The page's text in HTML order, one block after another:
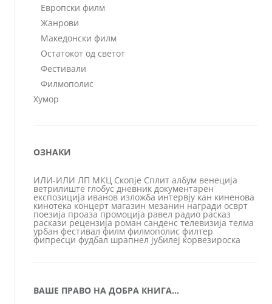
Европски филм
Жанрови
Македонски филм
Остатокот од светот
Фестивали
Филмополис
Хумор
ОЗНАКИ
ИЛИ-ИЛИ ЛП МКЦ Скопје Сплит албум венеција
ветрилиште глобус дневник документарен
експозиција иванов изложба интервју кан киненова
кинотека концерт магазин мезанин награди осврт
поезија проаза промоција равел радио расказ
раскази рецензија роман санденс телевизија телма
урбан фестивал филм филмополис филтер
фипресци фудбал шрапнел јубилеј ќорвезироска
ВАШЕ ПРАВО НА ДОБРА КНИГА…